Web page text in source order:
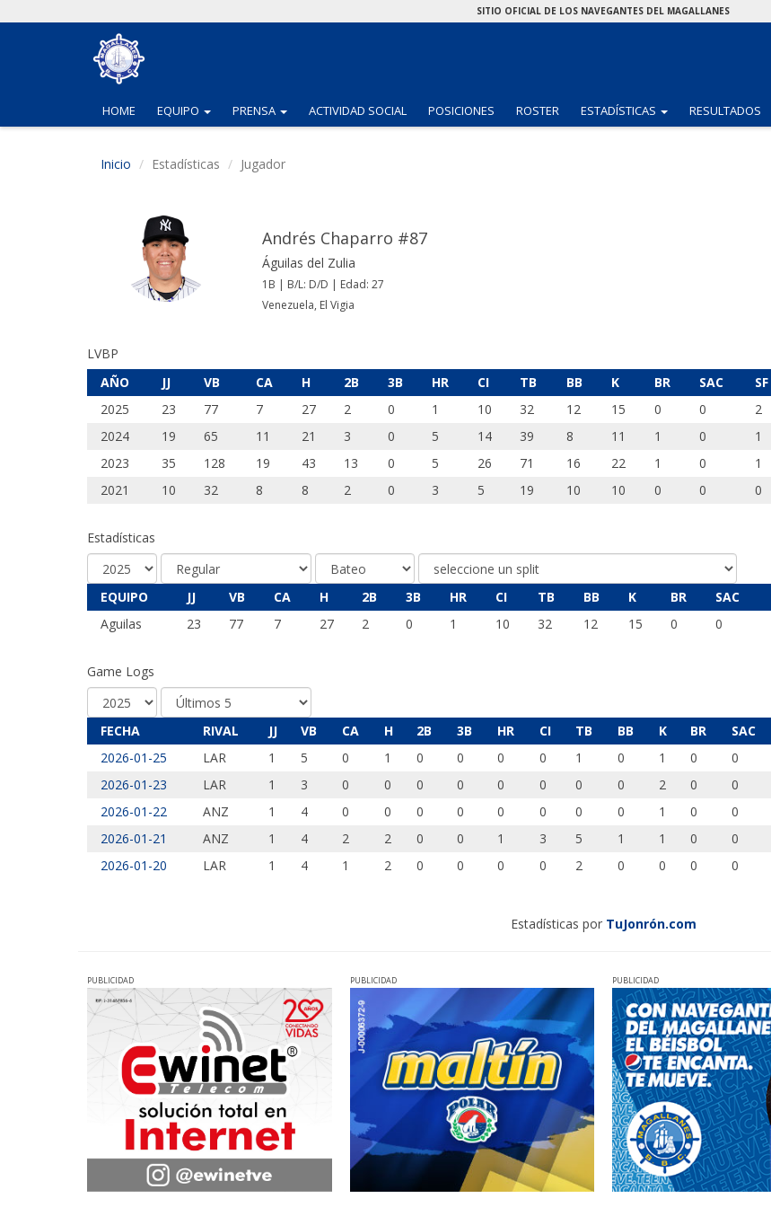
SITIO OFICIAL DE LOS NAVEGANTES DEL MAGALLANES
HOME EQUIPO (CURRENT)
PRENSA (CURRENT)
ACTIVIDAD SOCIAL POSICIONES ROSTER ESTADÍSTICAS (CURRENT)
RESULTADOS
Inicio Estadísticas Jugador
Andrés Chaparro #87
Águilas del Zulia
1B | B/L: D/D | Edad: 27
Venezuela, El Vigia
LVBP
AÑO
JJ VB CA H 2B 3B HR CI TB BB K BR SAC SF
2025
23 77 7 27 2 0 1 10 32 12 15 0 0 2
2024
19 65 11 21 3 0 5 14 39 8 11 1 0 1
2023
35 128 19 43 13 0 5 26 71 16 22 1 0 1
2021
10 32 8 8 2 0 3 5 19 10 10 0 0 0
Estadísticas
EQUIPO JJ VB CA H 2B 3B HR CI TB BB K BR SAC
Aguilas
23 77 7 27 2 0 1 10 32 12 15 0 0
Game Logs
FECHA RIVAL JJ VB CA H 2B 3B HR CI TB BB K BR SAC
2026-01-25
LAR 1 5 0 1 0 0 0 0 1 0 1 0 0
2026-01-23
LAR 1 3 0 0 0 0 0 0 0 0 2 0 0
2026-01-22
ANZ 1 4 0 0 0 0 0 0 0 0 1 0 0
2026-01-21
ANZ 1 4 2 2 0 0 1 3 5 1 1 0 0
2026-01-20
LAR 1 4 1 2 0 0 0 0 2 0 0 0 0
Estadísticas por TuJonrón.com
PUBLICIDAD PUBLICIDAD PUBLICIDAD